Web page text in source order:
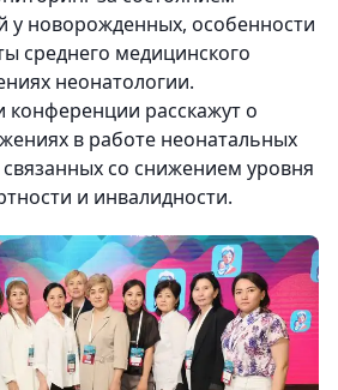
у новорожденных, особенности
среднего медицинского
неонатологии.
конференции расскажут о
в работе неонатальных
со снижением уровня
и инвалидности.